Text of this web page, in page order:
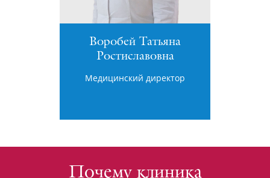
Воробей Татьяна
Ростиславовна
Медицинский директор
Почему клиника